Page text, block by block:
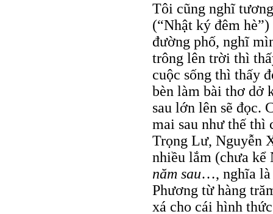
Tôi cũng nghĩ
(“Nhật ký đêm
đường phố, nghĩ
trông lên trời thì
cuộc sống thì thấy
bèn làm bài thơ dở
sau lớn lên sẽ đọc.
mai sau như thế thì
Trọng Lư, Nguyễn
nhiều lắm (chưa
năm sau…, nghĩa là
Phương từ hàng
xá cho cái hình